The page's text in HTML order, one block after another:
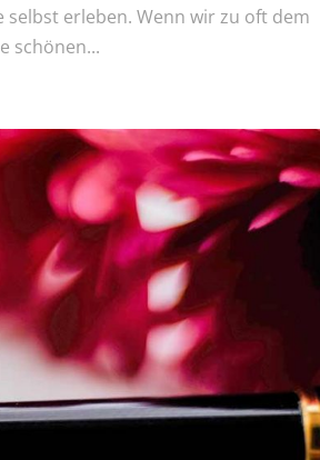
selbst erleben. Wenn wir zu oft dem
schönen...